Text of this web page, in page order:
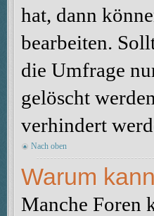
hat, dann
bearbeiten.
die Umfrage
gelöscht
verhindert
Nach oben
Warum
Manche Foren